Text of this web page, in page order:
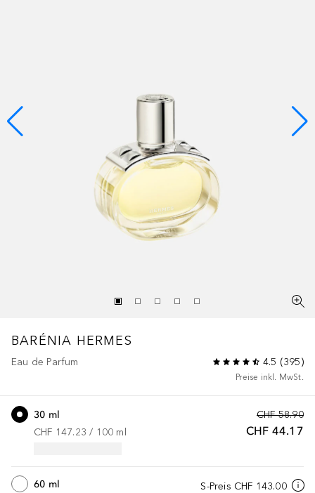
BARÉNIA HERMES
Eau de Parfum 4.5 (395)
Preise inkl. MwSt.
CHF 58.90
CHF 44.17
30 ml
CHF 147.23 / 100 ml
S-Preis CHF 143.00
60 ml